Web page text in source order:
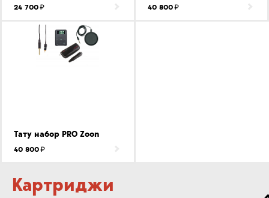
24 700 40 800
Тату набор PRO Zoon
40 800
Картриджи